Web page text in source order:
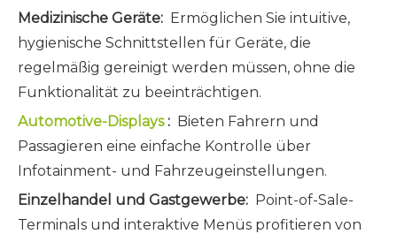
Medizinische Geräte: Ermöglichen Sie intuitive,
hygienische Schnittstellen für Geräte, die
regelmäßig gereinigt werden müssen, ohne die
Funktionalität zu beeinträchtigen.
Automotive-Displays : Bieten Fahrern und
Passagieren eine einfache Kontrolle über
Infotainment- und Fahrzeugeinstellungen.
Einzelhandel und Gastgewerbe: Point-of-Sale-
Terminals und interaktive Menüs profitieren von